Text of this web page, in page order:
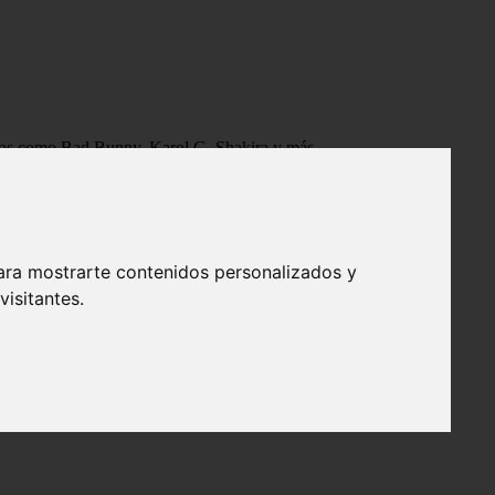
mostrarte contenidos personalizados y
como Bad Bunny, Karol G, Shakira y más.